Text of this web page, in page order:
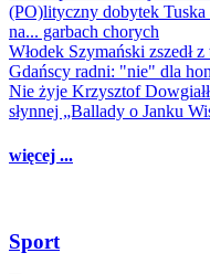
(PO)lityczny dobytek
na... garbach chorych
Włodek Szymański zszedł z
Gdańscy radni: "nie" dla
Nie żyje Krzysztof
słynnej „Ballady o Janku
więcej ...
Sport